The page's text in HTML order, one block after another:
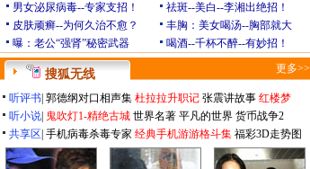
男女泌尿病毒--专家支招！
祛斑--美白--李湘出绝招！
皮肤顽癣--为何久治不愈？
丰胸：美女喝汤--胸部就大
曝：老公“强肾”秘密武器
喝酒--千杯不醉--有妙招！
搜狐无线 更多>>
听评书 郭德纲对口相声集 杜拉拉升职记 张震讲故事 红楼梦
听小说 鬼吹灯1-精绝古城 世界名著 平凡的世界 货币战争2
共享区 手机病毒杀毒专家 经典手机游游格斗集 福彩3D走势图